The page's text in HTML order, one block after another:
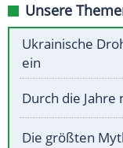
Unsere
Ukrainische
ein
Durch die
Die größten